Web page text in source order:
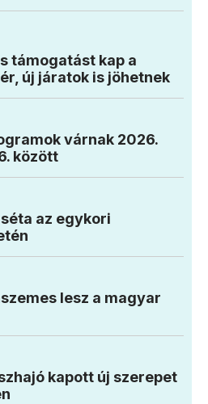
támogatást kap a
új járatok is jöhetnek
várnak 2026.
között
az egykori
lesz a magyar
kapott új szerepet